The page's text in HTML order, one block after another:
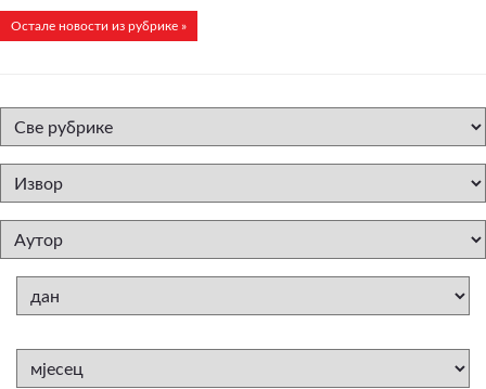
Остале новости из рубрике »